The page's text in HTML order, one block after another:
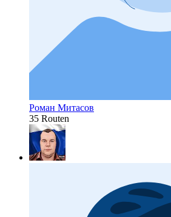
Роман Митасов
35 Routen